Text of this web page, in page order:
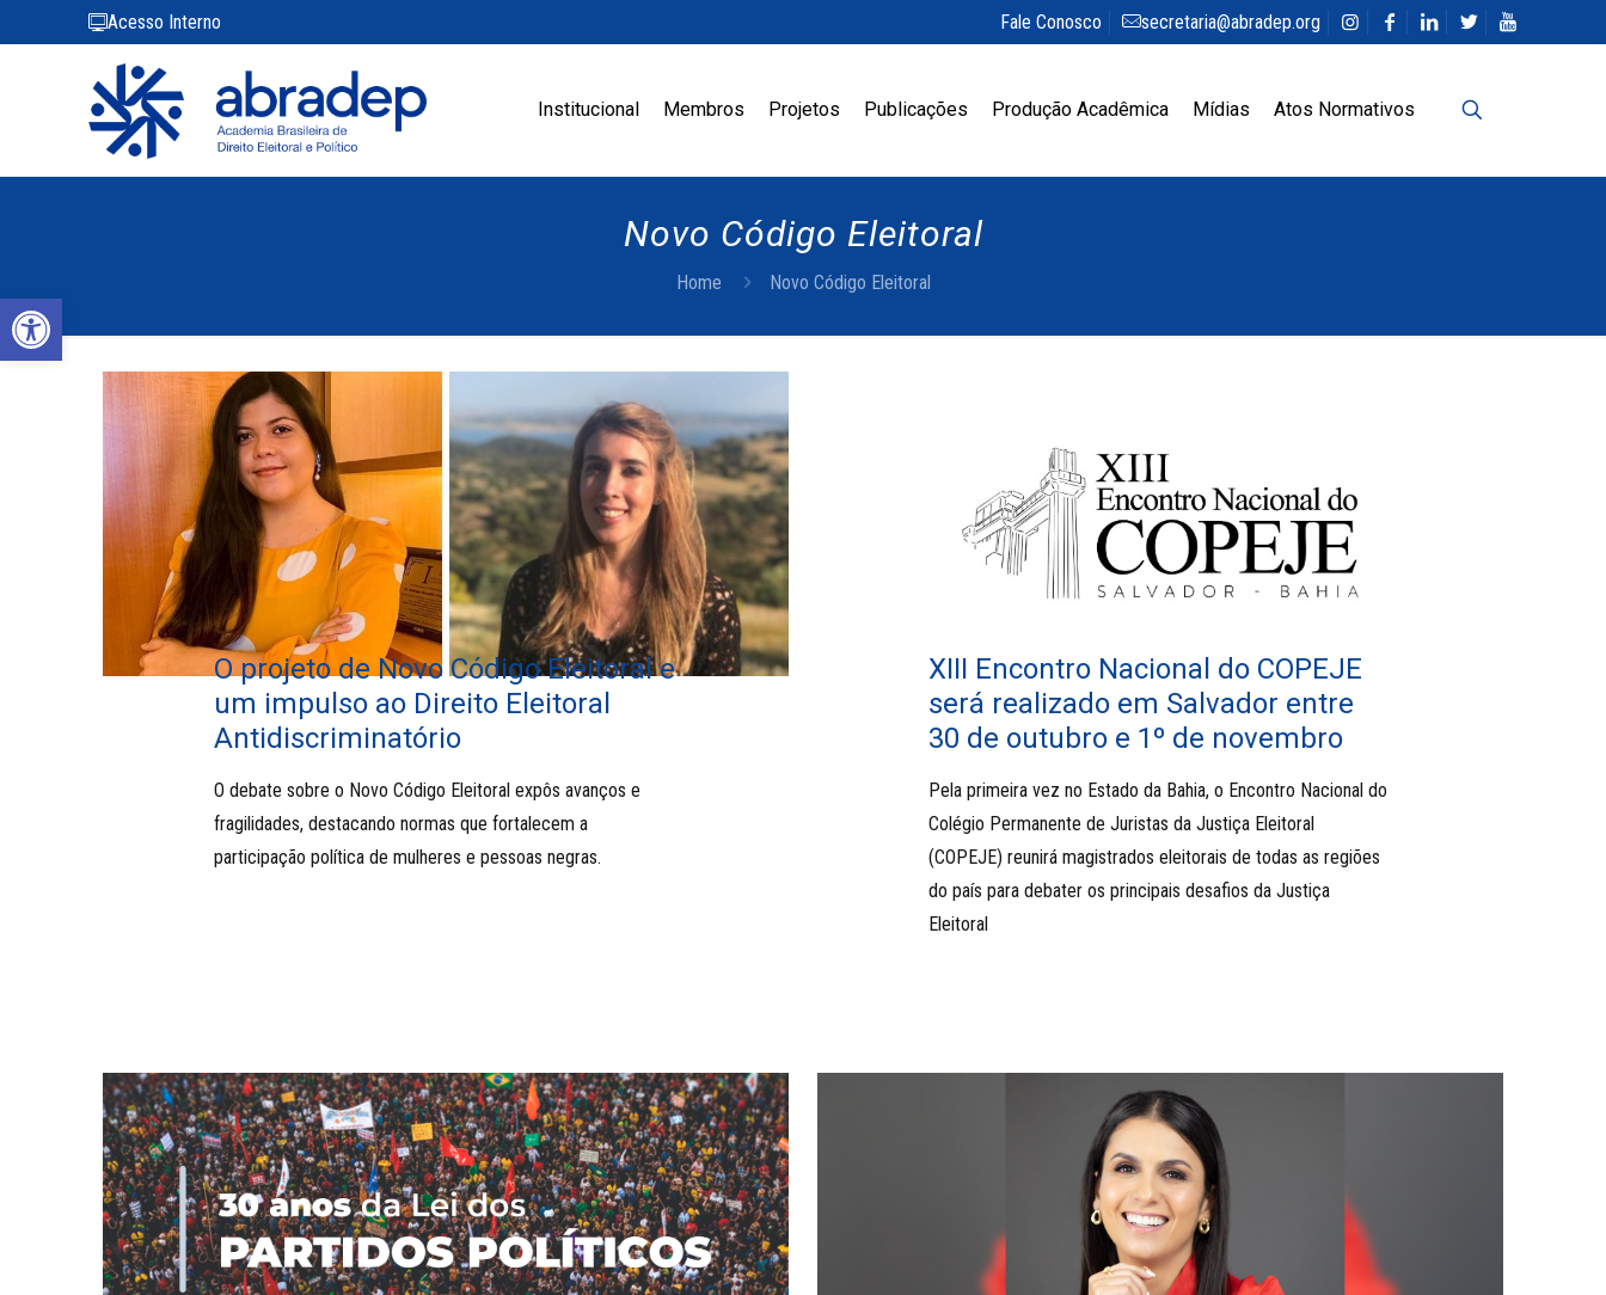
Abrir a barra de ferramentas
Acesso Interno Fale Conosco secretaria@abradep.org
Institucional Membros Projetos Publicações Produção Acadêmica Mídias Atos Normativos
Novo Código Eleitoral
Home Novo Código Eleitoral
O projeto de Novo Código Eleitoral e
um impulso ao Direito Eleitoral
Antidiscriminatório
O debate sobre o Novo Código Eleitoral expôs avanços e
fragilidades, destacando normas que fortalecem a
participação política de mulheres e pessoas negras.
XIII Encontro Nacional do COPEJE
será realizado em Salvador entre
30 de outubro e 1º de novembro
Pela primeira vez no Estado da Bahia, o Encontro Nacional do
Colégio Permanente de Juristas da Justiça Eleitoral
(COPEJE) reunirá magistrados eleitorais de todas as regiões
do país para debater os principais desafios da Justiça
Eleitoral